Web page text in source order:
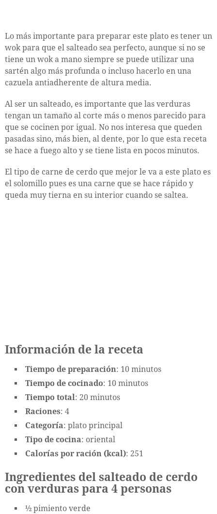
Lo más importante para preparar este plato es tener un
wok para que el salteado sea perfecto, aunque si no se
tiene un wok a mano siempre se puede utilizar una
sartén algo más profunda o incluso hacerlo en una
cazuela antiadherente de altura media.
Al ser un salteado, es importante que las verduras
tengan un tamaño al corte más o menos parecido para
que se cocinen por igual. No nos interesa que queden
pasadas sino, más bien, al dente, por lo que esta receta
se hace a fuego alto y se tiene lista en pocos minutos.
El tipo de carne de cerdo que mejor le va a este plato es
el solomillo pues es una carne que se hace rápido y
queda muy tierna en su interior cuando se saltea.
Información de la receta
Tiempo de preparación: 10 minutos
Tiempo de cocinado: 10 minutos
Tiempo total: 20 minutos
Raciones: 4
Categoría: plato principal
Tipo de cocina: oriental
Calorías por ración (kcal): 251
Ingredientes del salteado de cerdo
con verduras para 4 personas
½ pimiento verde